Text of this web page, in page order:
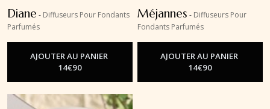
Diane - Diffuseurs Pour Fondants
Parfumés
AJOUTER AU PANIER
14€90
Méjannes - Diffuseurs Pour
Fondants Parfumés
AJOUTER AU PANIER
14€90